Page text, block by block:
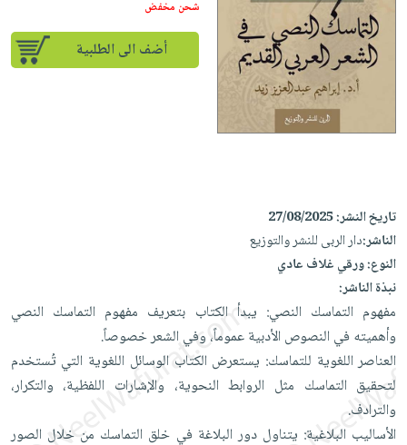
إختياراتنا
كتب
أكاديمية
صندوق
iKitab
بلا
حدود
أسئلة
يتكرر
iKitab
على
Android
تحميل
iKitab
على
Apple
أسئلة
يتكرر
طرحها
تحميل
masmu3
على
masmu3
على
Apple
المواضيع
الأكثر
مبيعاً
إختياراتنا
وسائل
القراءة
جوائز
تعليمية
الصحة
والعناية
جديد
أجهزة
العناية
الشخصية
العناية
وتصفيف
الشعر
العناية
بالجسم
العناية
المطبخ
والسفرة
الكل
أواني
الطهي
أدوات
الخبز
أدوات
متجر
الهدايا
أقسام
الأكثرشحن
شحن مخفض
أضف الى الطلبية
تاريخ النشر:27/08/2025
الناشر:دار الربى للنشر والتوزيع
النوع:ورقي غلاف عادي
نبذة الناشر:
مفهوم التماسك النصي: يبدأ الكتاب بتعريف مفهوم التماسك النصي
وأهميته في النصوص الأدبية عموماً، وفي الشعر خصوصاً.
العناصر اللغوية للتماسك: يستعرض الكتاب الوسائل اللغوية التي تُستخدم
لتحقيق التماسك مثل الروابط النحوية، والإشارات اللفظية، والتكرار،
والترادف.
الأساليب البلاغية: يتناول دور البلاغة في خلق التماسك من خلال الصور